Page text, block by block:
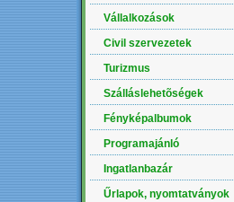
Vállalkozások
Civil szervezetek
Turizmus
Szálláslehetõségek
Fényképalbumok
Programajánló
Ingatlanbazár
Űrlapok, nyomtatványok